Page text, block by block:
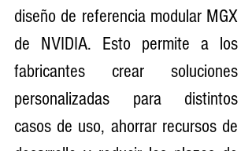
diseño de referencia modular MGX
de NVIDIA. Esto permite a los
fabricantes crear soluciones
personalizadas para distintos
casos de uso, ahorrar recursos de